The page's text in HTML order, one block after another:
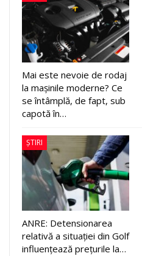
Mai este nevoie de rodaj
la mașinile moderne? Ce
se întâmplă, de fapt, sub
capotă în…
ȘTIRI
ANRE: Detensionarea
relativă a situației din Golf
influențează prețurile la…